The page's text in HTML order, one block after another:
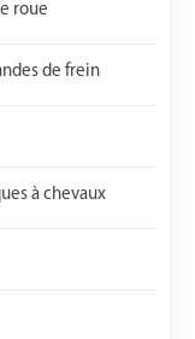
roue
de frein
à chevaux